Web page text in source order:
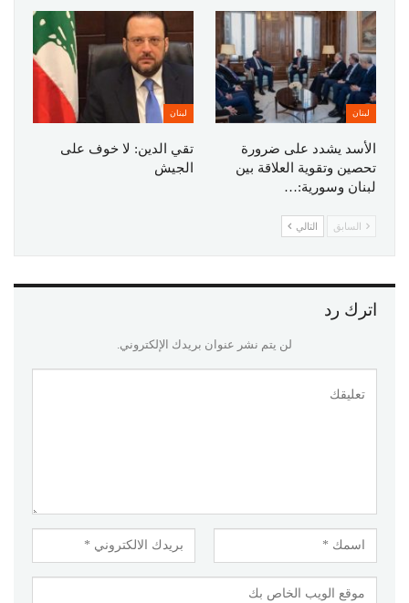
لبنان
الأسد يشدد على ضرورة
تحصين وتقوية العلاقة بين
لبنان وسورية:…
لبنان
تقي الدين: لا خوف على
الجيش
السابق التالي
اترك رد
لن يتم نشر عنوان بريدك الإلكتروني.